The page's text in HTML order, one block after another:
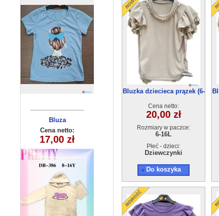
Bluza
dziecięca
290525-DB386
(8-16) 10szt
Cena netto:
17,00 zł
Bluzka
chłopięca
(1-4) 4szt
Cena netto:
7,00 zł
Bluzka dziecieca prązek (6-
Cena netto:
20,00 zł
Rozmiary w paczce:
6-16L
Płeć - dzieci:
Dziewczynki
Do koszyka